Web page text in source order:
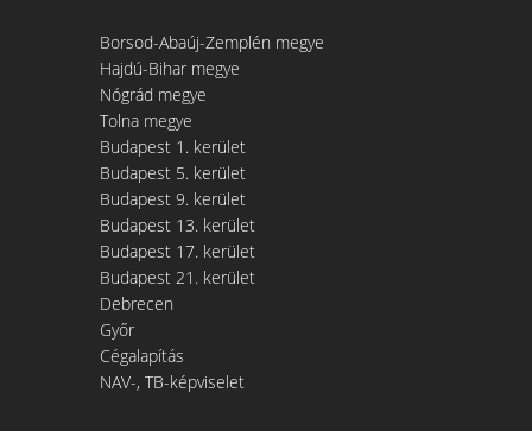
Borsod-Abaúj-Zemplén megye
Hajdú-Bihar megye
Nógrád megye
Tolna megye
Budapest 1. kerület
Budapest 5. kerület
Budapest 9. kerület
Budapest 13. kerület
Budapest 17. kerület
Budapest 21. kerület
Debrecen
Győr
Cégalapítás
NAV-, TB-képviselet